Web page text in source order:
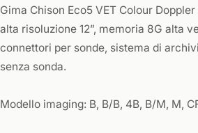
Gima Chison Eco5 VET Colour
alta risoluzione 12”, memoria 8G alta
connettori per sonde, sistema di
senza sonda.
Modello imaging: B, B/B, 4B, B/M, M,